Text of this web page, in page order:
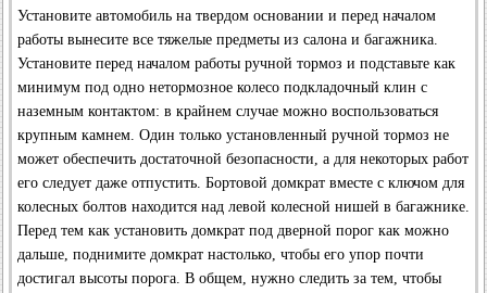
Установите автомобиль на твердом основании и перед началом
работы вынесите все тяжелые предметы из салона и багажника.
Установите перед началом работы ручной тормоз и подставьте как
минимум под одно нетормозное колесо подкладочный клин с
наземным контактом: в крайнем случае можно воспользоваться
крупным камнем. Один только установленный ручной тормоз не
может обеспечить достаточной безопасности, а для некоторых работ
его следует даже отпустить. Бортовой домкрат вместе с ключом для
колесных болтов находится над левой колесной нишей в багажнике.
Перед тем как установить домкрат под дверной порог как можно
дальше, поднимите домкрат настолько, чтобы его упор почти
достигал высоты порога. В общем, нужно следить за тем, чтобы